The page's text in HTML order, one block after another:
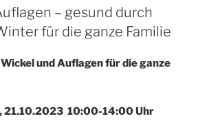
– gesund durch
für die ganze Familie
Wickel und Auflagen für die ganze
21.10.2023 10:00-14:00 Uhr